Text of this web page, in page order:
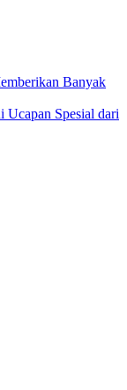
Banyak
Ucapan Spesial dari